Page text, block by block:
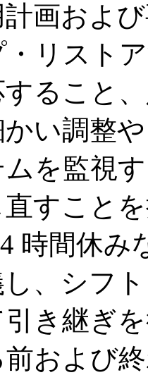
画およ
・リスト
ること
かい調整
ムを監視
すこと
時間休み
、シフ
き継ぎ
前および